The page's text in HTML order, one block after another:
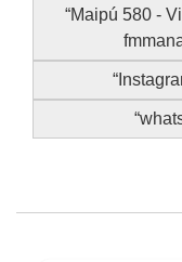
Maipú 580 -